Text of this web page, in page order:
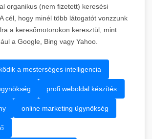
organikus (nem fizetett) keresési
cél, hogy minél több látogatót vonzzunk
a keresőmotorokon keresztül, mint
a Google, Bing vagy Yahoo.
a mesterséges intelligencia
profi weboldal készítés
online marketing ügynökség